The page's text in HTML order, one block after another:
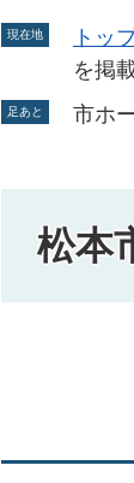
現在地 トッ
を掲
足あと 市ホ
松本